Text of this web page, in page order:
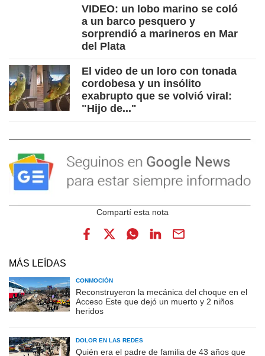
VIDEO: un lobo marino se coló
a un barco pesquero y
sorprendió a marineros en Mar
del Plata
El video de un loro con tonada
cordobesa y un insólito
exabrupto que se volvió viral:
"Hijo de..."
MÁS LEÍDAS
CONMOCIÓN
Reconstruyeron la mecánica del choque en el
Acceso Este que dejó un muerto y 2 niños
heridos
DOLOR EN LAS REDES
Quién era el padre de familia de 43 años que